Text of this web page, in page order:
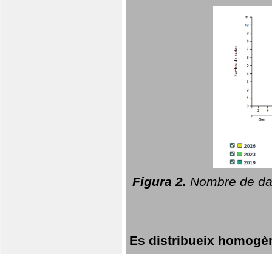
Figura 2. Nombre de
Es distribueix